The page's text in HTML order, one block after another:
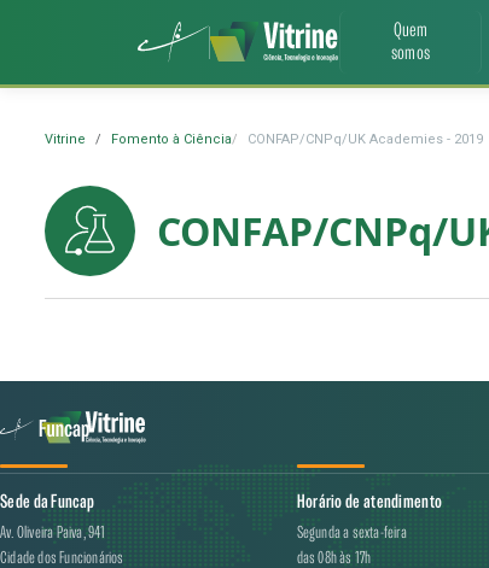
Quem
somos
Vitrine Fomento à Ciência CONFAP/CNPq/UK Academies - 2019
CONFAP/CNPq/
Sede da Funcap
Av. Oliveira Paiva, 941
Cidade dos Funcionários
Horário de atendimento
Segunda a sexta-feira
das 08h às 17h